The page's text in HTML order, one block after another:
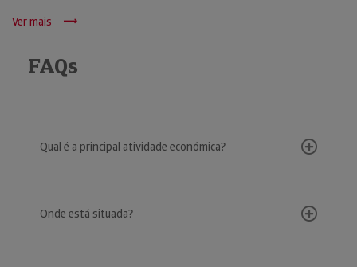
Ver mais
FAQs
Qual é a principal atividade económica?
Onde está situada?